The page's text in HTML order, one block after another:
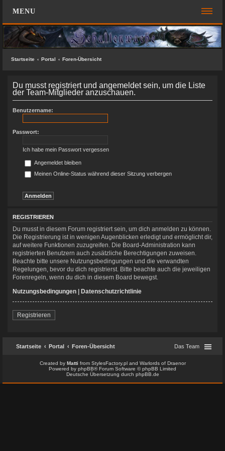
MENU
FOREN-ÜBERSICHT
Aktive Themen
Suche
REGISTRIEREN
KONTAKT
SUCHE
Startseite Portal Foren-Übersicht
Du musst registriert und angemeldet sein, um die Liste
der Team-Mitglieder anzuschauen.
Benutzername:
Passwort:
Ich habe mein Passwort vergessen
Angemeldet bleiben
Meinen Online-Status während dieser Sitzung verbergen
REGISTRIEREN
Du musst in diesem Forum registriert sein, um dich anmelden zu können.
Die Registrierung ist in wenigen Augenblicken erledigt und ermöglicht dir,
auf weitere Funktionen zuzugreifen. Die Board-Administration kann
registrierten Benutzern auch zusätzliche Berechtigungen zuweisen.
Beachte bitte unsere Nutzungsbedingungen und die verwandten
Regelungen, bevor du dich registrierst. Bitte beachte auch die jeweiligen
Forenregeln, wenn du dich in diesem Board bewegst.
Nutzungsbedingungen | Datenschutzrichtlinie
Registrieren
Startseite Portal Foren-Übersicht Das Team
Created by Matti from StylesFactory.pland Warlords of Draenor
Powered by phpBB® Forum Software © phpBB Limited
Deutsche Übersetzung durch phpBB.de